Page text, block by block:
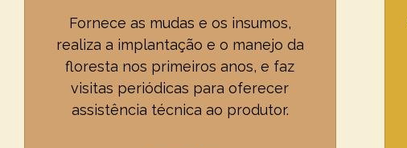
Fornece as mudas e os insumos,
realiza a implantação e o manejo da
floresta nos primeiros anos, e faz
visitas periódicas para oferecer
assistência técnica ao produtor.